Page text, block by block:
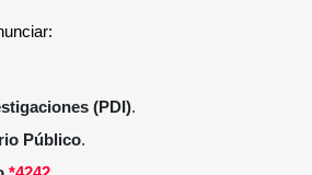
(PDI).
Público.